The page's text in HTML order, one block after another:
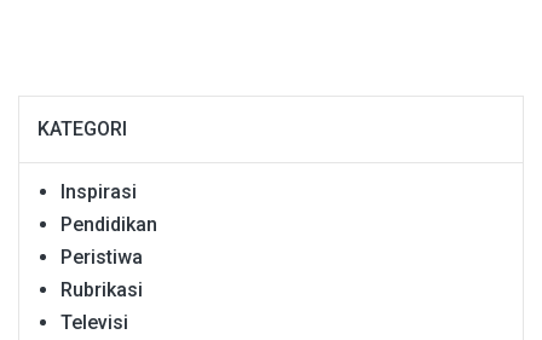
KATEGORI
Inspirasi
Pendidikan
Peristiwa
Rubrikasi
Televisi